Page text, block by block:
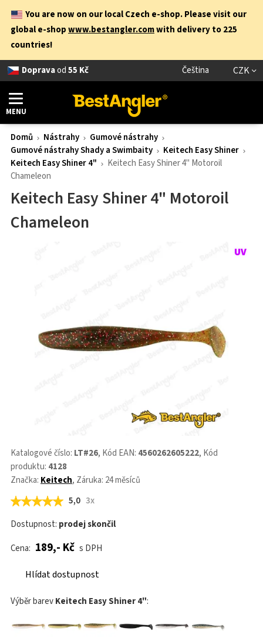
You are now on our local Czech e-shop. Please visit our
global e-shopwww.bestangler.comwith delivery to 225
countries!
Dopravaod55 Kč Čeština CZK
MENU
Domů Nástrahy
Gumové nástrahy
Gumové nástrahy Shady a Swimbaity
Keitech Easy Shiner
Keitech Easy Shiner 4"
Keitech Easy Shiner 4" Motoroil
Chameleon
Keitech Easy Shiner 4" Motoroil
Chameleon
Katalogové číslo: LT#26, Kód EAN: 4560262605222, Kód
produktu: 4128
Značka: Keitech, Záruka: 24 měsíců
5,0 3x
Dostupnost: prodej skončil
Cena: 189,- Kč s DPH
Hlídat dostupnost
Výběr barevKeitech Easy Shiner 4":